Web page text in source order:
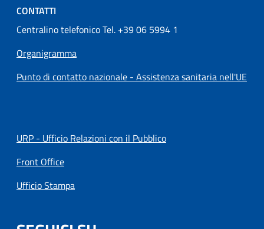
CONTATTI
Centralino telefonico Tel. +39 06 5994 1
Organigramma
Punto di contatto nazionale - Assistenza sanitaria nell'UE
URP - Ufficio Relazioni con il Pubblico
Front Office
Ufficio Stampa